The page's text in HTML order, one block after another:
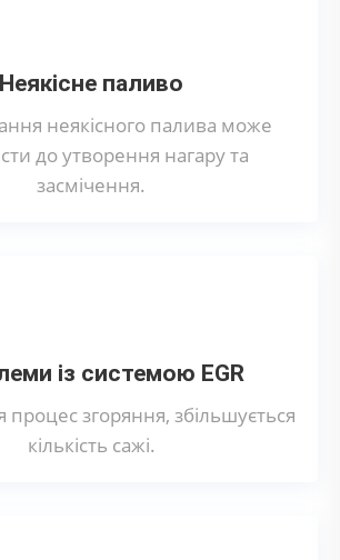
Неякісне паливо
неякісного палива може
до утворення нагару та
засмічення.
із системою EGR
процес згоряння, збільшується
кількість сажі.